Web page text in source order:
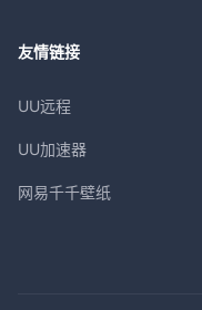
友情链接
UU远程
UU加速器
网易千千壁纸